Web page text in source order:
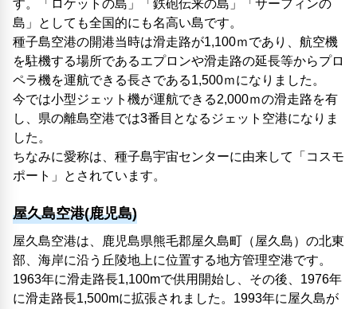
す。「ロケットの島」「鉄砲伝来の島」「サーフィンの
島」としても全国的にも名高い島です。
種子島空港の開港当時は滑走路が1,100ｍであり、航空機
を駐機する場所であるエプロンや滑走路の延長等からプロ
ペラ機を運航できる長さである1,500ｍになりました。
今では小型ジェット機が運航できる2,000ｍの滑走路を有
し、県の離島空港では3番目となるジェット空港になりま
した。
ちなみに愛称は、種子島宇宙センターに由来して「コスモ
ポート」とされています。
屋久島空港(鹿児島)
屋久島空港は、鹿児島県熊毛郡屋久島町（屋久島）の北東
部、海岸に沿う丘陵地上に位置する地方管理空港です。
1963年に滑走路長1,100mで供用開始し、その後、1976年
に滑走路長1,500mに拡張されました。1993年に屋久島が